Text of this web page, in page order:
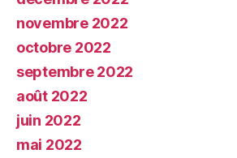
novembre 2022
octobre 2022
septembre 2022
août 2022
juin 2022
mai 2022